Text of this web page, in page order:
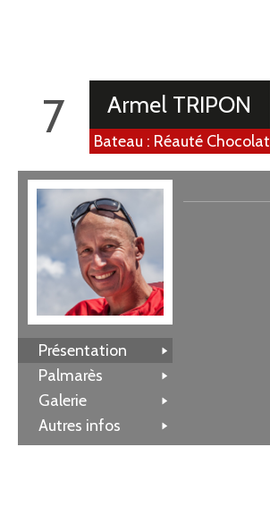
Armel TRIPON
Bateau : Réauté Chocolat
7
Présentation
Palmarès
Galerie
Autres infos